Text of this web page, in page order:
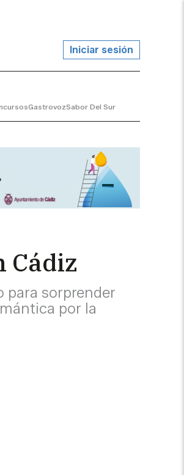
Iniciar sesión
GastrovozSabor Del Sur
Cádiz
para sorprender
por la